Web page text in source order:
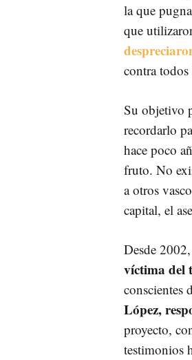
la que
que
contra todos
Su objetivo
recordarlo
hace poco
fruto. No
a otros
capital, el
Desde
víctima del
conscientes
López,
proyecto,
testimonios